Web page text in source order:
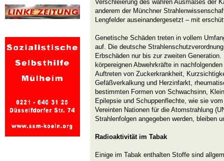
Verschleierung des wahren Ausmaßes der
anderem der Münchner
Lengfelder auseinandergesetzt – mit
Genetische Schäden treten in vollem
auf. Die deutsche
Erbschäden nur bis zur zweiten
körpereignen Abwehrkräfte in
Auftreten von Zuckerkrankheit,
Gefäßverkalkung und Herzinfarkt,
bestimmten Formen von Schwachsinn,
Epilepsie und Schuppenflechte, wie sie
Vereinten Nationen für die Atomstrahlung
Strahlenfolgen angegeben werden, bleiben
Radioaktivität im Tabak
Einige im Tabak enthalten Stoffe sind